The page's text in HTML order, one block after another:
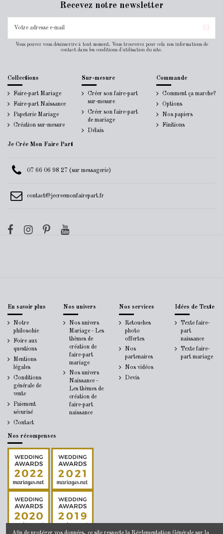
Recevez notre newsletter
Vous pouvez vous désinscrire à tout moment. Vous trouverez pour cela nos informations de
contact dans les conditions d'utilisation du site.
Collections
Faire-part Mariage
Faire-part Naissance
Papeterie Mariage
Création sur-mesure
Sur-mesure
Créer son faire-part
sur-mesure
Créer son faire-part
de mariage
Délais
Commande
Comment ça marche?
Options
Nos papiers
Finitions
Je Crée Mon Faire Part
07 66 06 98 27 (sur messagerie)
contact@jecreemonfairepart.fr
En savoir plus
Notre
philosohie
Foire aux
questions
Mentions
légales
Conditions
générale de
vente
Paiement
sécurisé
Contact
Nos univers
Nos univers
Mariage - Les
thèmes de
création de
faire-part
mariage
Nos univers
Naissance -
Les thèmes de
création de
faire-part
naissance
Nos services
Retouches
photo
offertes
Nos
partenaires
Nos vidéos
Devis
Idées de Texte
Texte faire-
part
naissance
Texte faire-
part mariage
Nos récompenses